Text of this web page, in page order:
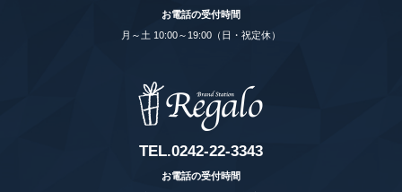
お電話の受付時間
月～土 10:00～19:00（日・祝定休）
TEL.0242-22-3343
お電話の受付時間